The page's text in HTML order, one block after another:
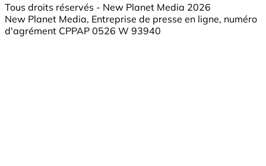
Tous droits réservés - New Planet Media 2026
New Planet Media, Entreprise de presse en ligne, numéro
d'agrément CPPAP 0526 W 93940